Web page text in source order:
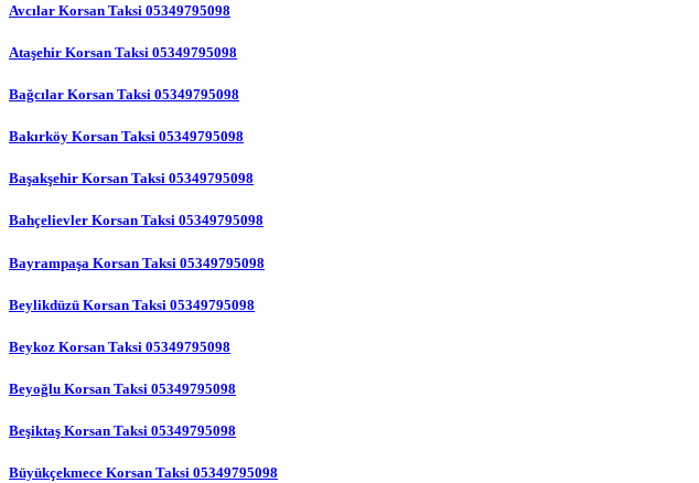
Avcılar Korsan Taksi 05349795098
Ataşehir Korsan Taksi 05349795098
Bağcılar Korsan Taksi 05349795098
Bakırköy Korsan Taksi 05349795098
Başakşehir Korsan Taksi 05349795098
Bahçelievler Korsan Taksi 05349795098
Bayrampaşa Korsan Taksi 05349795098
Beylikdüzü Korsan Taksi 05349795098
Beykoz Korsan Taksi 05349795098
Beyoğlu Korsan Taksi 05349795098
Beşiktaş Korsan Taksi 05349795098
Büyükçekmece Korsan Taksi 05349795098